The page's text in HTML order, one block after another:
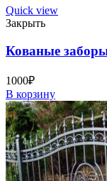
Quick view
Закрыть
Кованые
1000₽
В корзину